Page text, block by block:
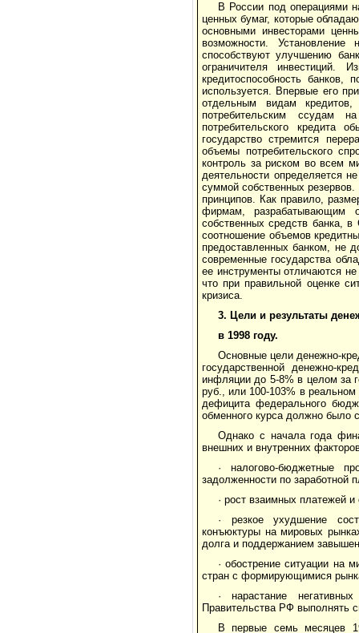
В России под операциями
ценных бумаг, которые
основными инвесторами
возможности.
способствуют улучшению
ограничителя инвестиций.
кредитоспособность
используется. Впервые его
отдельным видам
потребительским ссудам
потребительского кредита
государство стремится
объемы потребительского
контроль за риском во всем
деятельности определяется
суммой собственных
принципов. Как правило,
фирмам, разрабатывающим
собственных средств банка,
соотношение объемов
предоставленных банком, не
современные государства
ее инструменты отличаются
что при правильной оценке
кризиса.
3. Цели и результаты
в 1998 году.
Основные цели денежно-
государственной денежно-
инфляции до 5-8% в целом за
руб., или 100-103% в
дефицита федерального
обменного курса должно было
Однако с начала года
внешних и внутренних
· налогово-бюджетные
задолженности по заработной
· рост взаимных платежей и
· резкое ухудшение
конъюктуры на мировых
долга и поддержанием
· обострение ситуации на
стран с формирующимися
· нарастание
Правительства РФ выполнять
В первые семь месяцев